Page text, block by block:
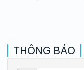
THÔNG BÁO